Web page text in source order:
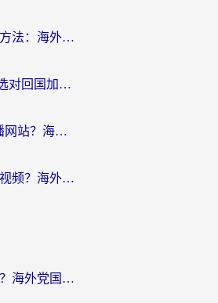
国外用微信加速器的方法：海外党无缝连接国内生活的实用指南
国外看芒果tv总卡？选对回国加速器，轻松追《浪姐》不费劲
在国外怎么看nba直播网站？海外党专属体育观赛指南，告别地区限制！
国外怎么看手机腾讯视频？海外党亲测有效的追剧加速器选择指南
德国怎么玩最强祖师？海外党国服游戏加速器选择全攻略（附宝可梦Online实测）